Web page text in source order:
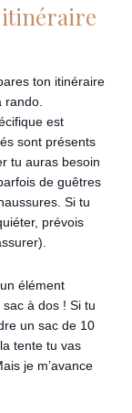
itinéraire
ton itinéraire
est
sont présents
tu auras besoin
de guêtres
Si tu
prévois
élément
à dos ! Si tu
un sac de 10
tente tu vas
je m’avance